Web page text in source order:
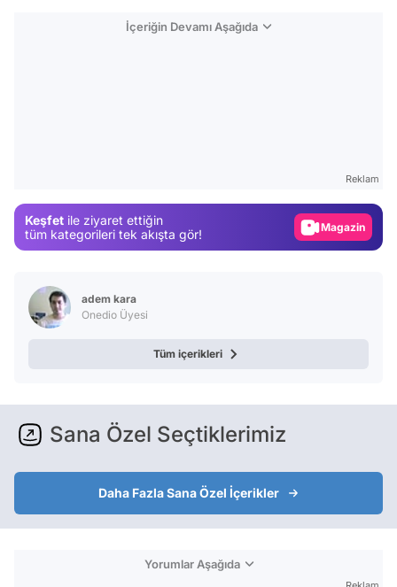
İçeriğin Devamı Aşağıda
Reklam
Keşfet ile ziyaret ettiğin
tüm kategorileri tek akışta gör!
Magazin
adem kara
Onedio Üyesi
Tüm içerikleri
Sana Özel Seçtiklerimiz
Daha Fazla Sana Özel İçerikler
Yorumlar Aşağıda